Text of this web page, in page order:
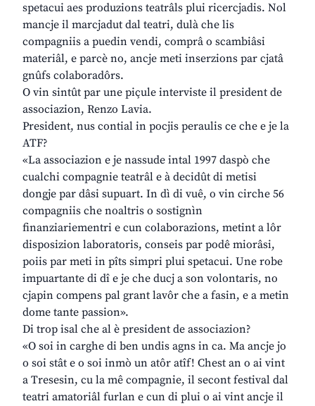
spetacui aes produzions teatrâls plui ricercjadis. Nol
mancje il marcjadut dal teatri, dulà che lis
compagniis a puedin vendi, comprâ o scambiâsi
materiâl, e parcè no, ancje meti inserzions par cjatâ
gnûfs colaboradôrs.
O vin sintût par une piçule interviste il president de
associazion, Renzo Lavia.
President, nus contial in pocjis peraulis ce che e je la
ATF?
«La associazion e je nassude intal 1997 daspò che
cualchi compagnie teatrâl e à decidût di metisi
dongje par dâsi supuart. In dì di vuê, o vin cirche 56
compagniis che noaltris o sostignìn
finanziariementri e cun colaborazions, metint a lôr
disposizion laboratoris, conseis par podê miorâsi,
poiis par meti in pîts simpri plui spetacui. Une robe
impuartante di dî e je che ducj a son volontaris, no
cjapin compens pal grant lavôr che a fasin, e a metin
dome tante passion».
Di trop isal che al è president de associazion?
«O soi in carghe di ben undis agns in ca. Ma ancje jo
o soi stât e o soi inmò un atôr atîf! Chest an o ai vint
a Tresesin, cu la mê compagnie, il secont festival dal
teatri amatoriâl furlan e cun di plui o ai vint ancje il